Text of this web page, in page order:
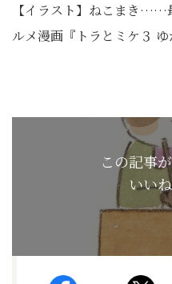
【イラスト】ねこまき……
ルメ漫画『トラとミケ３ ゆ
この記事
いい